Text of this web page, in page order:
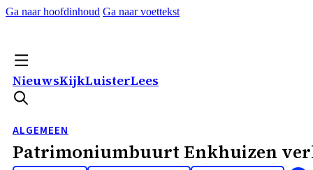
Ga naar hoofdinhoud Ga naar voettekst
NieuwsKijkLuisterLees
ALGEMEEN
Patrimoniumbuurt Enkhuizen